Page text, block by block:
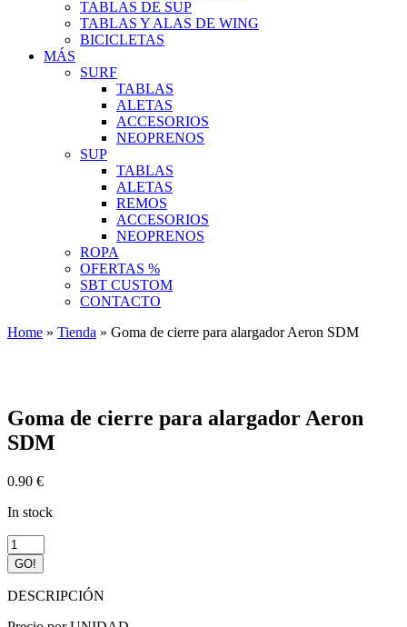
TABLAS DE SUP
TABLAS Y ALAS DE WING
BICICLETAS
MÁS
SURF
TABLAS
ALETAS
ACCESORIOS
NEOPRENOS
SUP
TABLAS
ALETAS
REMOS
ACCESORIOS
NEOPRENOS
ROPA
OFERTAS %
SBT CUSTOM
CONTACTO
Home » Tienda » Goma de cierre para alargador Aeron SDM
Goma de cierre para alargador Aeron
SDM
0.90 €
In stock
Goma
de
cierre
para
Aeron
GO!
DESCRIPCIÓN